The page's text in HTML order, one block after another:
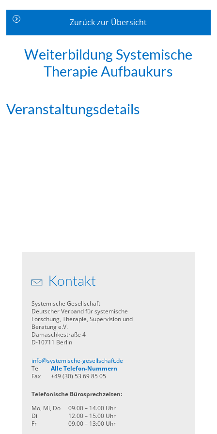
Zurück zur Übersicht
Weiterbildung Systemische
Therapie Aufbaukurs
Veranstaltungsdetails
Kontakt
Systemische Gesellschaft
Deutscher Verband für systemische
Forschung, Therapie, Supervision und
Beratung e.V.
Damaschkestraße 4
D-10711 Berlin
info@systemische-gesellschaft.de
Tel
Alle Telefon-Nummern
Fax
+49 (30) 53 69 85 05
Telefonische Bürosprechzeiten:
Mo, Mi, Do
09.00 – 14.00 Uhr
Di
12.00 – 15.00 Uhr
Fr
09.00 – 13:00 Uhr